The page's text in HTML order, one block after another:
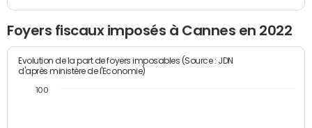
Foyers fiscaux imposés à Cannes en 2022
Evolution de la part de foyers imposables (Source : JDN
d'après ministère de l'Economie)
100